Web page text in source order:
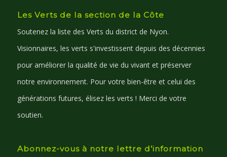
Les Verts de la section de la Côte
Soutenez la liste des Verts du district de Nyon.
Visionnaires, les verts s'investissent depuis des décennies
pour améliorer la qualité de vie du vivant et préserver
notre environnement. Pour votre bien-être et celui des
générations futures, élisez les verts ! Merci de votre
soutien.
Abonnez-vous à notre lettre d’information